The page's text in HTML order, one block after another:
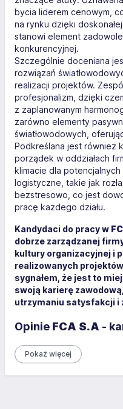
bycia liderem cenowym,
na rynku dzięki
stanowi element
konkurencyjnej.
Szczególnie doceniana
rozwiązań
realizacji projektów.
profesjonalizm, dzięki
z zaplanowanym
zarówno elementy
światłowodowych,
Podkreślana jest również
porządek w oddziałach
klimacie dla
logistyczne, takie jak
bezstresowo, co jest
pracę każdego działu.
Kandydaci do pracy w
dobrze zarządzanej
kultury organizacyjnej i
realizowanych
sygnałem, że jest to
swoją karierę
utrzymaniu satysfakcji i
Opinie FCA S.A -
Pokaż więcej